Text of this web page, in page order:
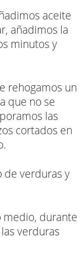
aceite
añadimos la
minutos y
rehogamos un
que no se
las
cortados en
de verduras y
medio, durante
verduras